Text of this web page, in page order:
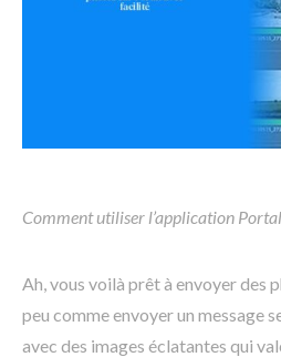
Comment utiliser l’application
Ah, vous voilà prêt à envoyer des
peu comme envoyer un message
avec des images éclatantes qui